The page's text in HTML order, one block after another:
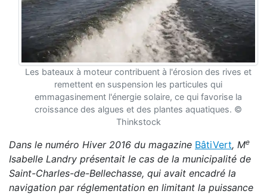
Les bateaux à moteur contribuent à l'érosion des rives et
remettent en suspension les particules qui
emmagasinement l'énergie solaire, ce qui favorise la
croissance des algues et des plantes aquatiques. ©
Thinkstock
Dans le numéro Hiver 2016 du magazine BâtiVert, Me
Isabelle Landry présentait le cas de la municipalité de
Saint-Charles-de-Bellechasse, qui avait encadré la
navigation par réglementation en limitant la puissance